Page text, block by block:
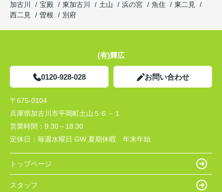
加古川
宝殿 東加古川 土山 浜の宮 魚住
東二見
西二見
曽根 別府
(有)輝広
0120-928-028 お問い合わせ
〒675-0104
兵庫県加古川市平岡町土山５６－１
営業時間： 9:30～18:30
定休日： 毎週水曜日 GW 夏期休暇 年末年始
トップページ
スタッフ